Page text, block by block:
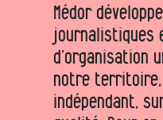
Médor
journalistiques
d’organisation
notre territoire,
indépendant,